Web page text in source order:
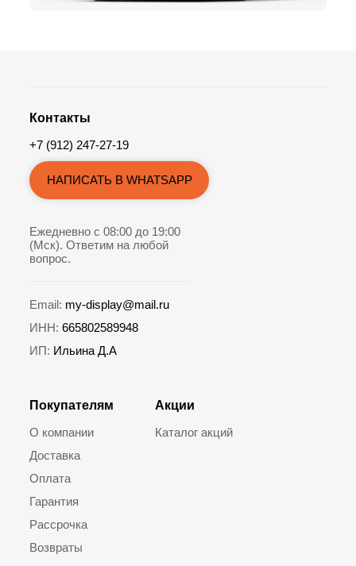
Покупателям
О компании
Доставка
Оплата
Гарантия
Рассрочка
Возвраты
Акции
Каталог акций
Контакты
+7 (912) 247-27-19
НАПИСАТЬ В WHATSAPP
Ежедневно с 08:00 до 19:00
(Мск). Ответим на любой
вопрос.
Email: my-display@mail.ru
ИНН: 665802589948
ИП: Ильина Д.А